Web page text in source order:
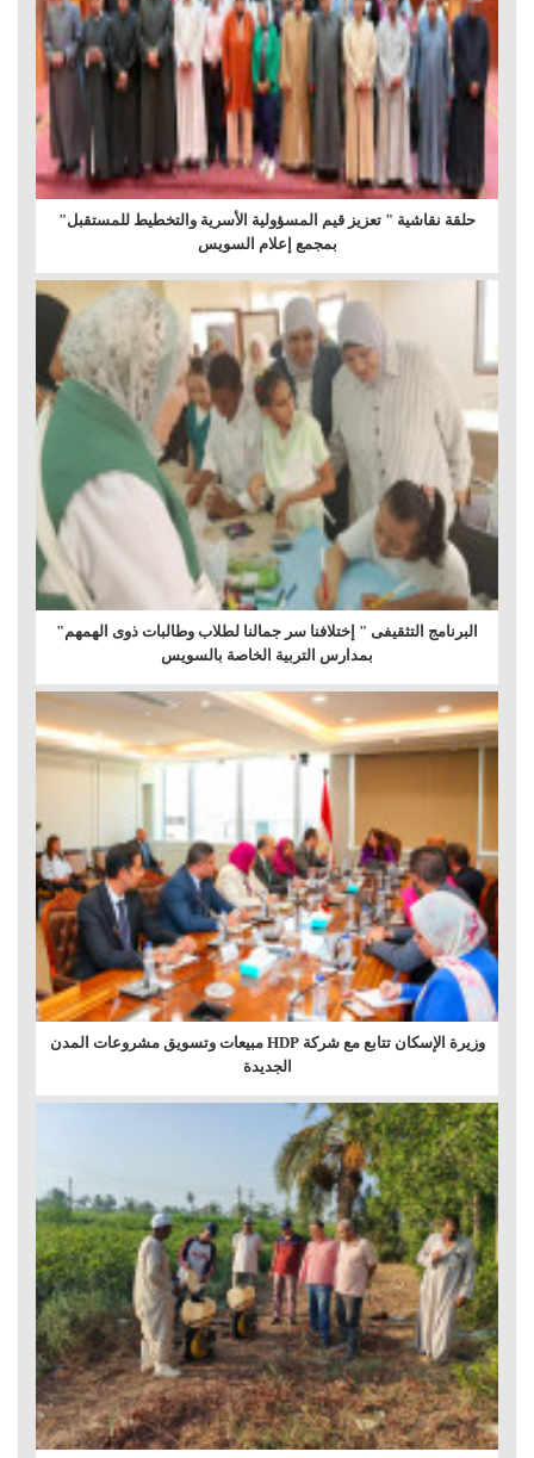
حلقة نقاشية " تعزيز قيم المسؤولية الأسرية والتخطيط للمستقبل"
بمجمع إعلام السويس
البرنامج التثقيفى " إختلافنا سر جمالنا لطلاب وطالبات ذوى الهمهم"
بمدارس التربية الخاصة بالسويس
وزيرة الإسكان تتابع مع شركة HDP مبيعات وتسويق مشروعات المدن
الجديدة